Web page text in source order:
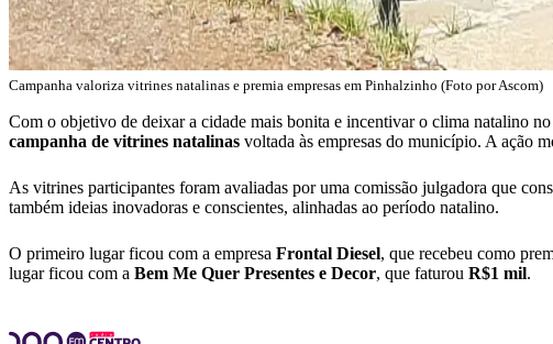
Campanha valoriza vitrines natalinas e premia empresas em Pinhalzinho (Foto por Ascom)
Com o objetivo de deixar a cidade mais bonita e incentivar o clima natalino
campanha de vitrines natalinas voltada às empresas do município. A ação
As vitrines participantes foram avaliadas por uma comissão julgadora que
também ideias inovadoras e conscientes, alinhadas ao período natalino.
O primeiro lugar ficou com a empresa Frontal Diesel, que recebeu como
lugar ficou com a Bem Me Quer Presentes e Decor, que faturou R$1 mil.